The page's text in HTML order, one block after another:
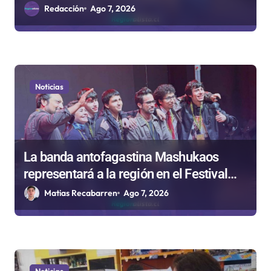
s
en Antofagasta
Redacción Ago 7, 2026
Noticias
La banda antofagastina Mashukaos
representará a la región en el Festival
Rockódromo de Valparaíso
Matias Recabarren Ago 7, 2026